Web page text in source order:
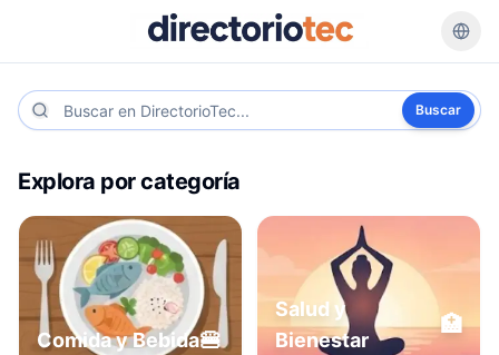
Buscar
Explora por categoría
Comida y Bebida🍔
Salud y
Bienestar
🏥